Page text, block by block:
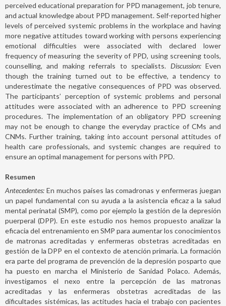
perceived educational preparation for PPD management, job tenure,
and actual knowledge about PPD management. Self-reported higher
levels of perceived systemic problems in the workplace and having
more negative attitudes toward working with persons experiencing
emotional difficulties were associated with declared lower
frequency of measuring the severity of PPD, using screening tools,
counselling, and making referrals to specialists. Discussion:Even
though the training turned out to be effective, a tendency to
underestimate the negative consequences of PPD was observed.
The participants’ perception of systemic problems and personal
attitudes were associated with an adherence to PPD screening
procedures. The implementation of an obligatory PPD screening
may not be enough to change the everyday practice of CMs and
CNMs. Further training, taking into account personal attitudes of
health care professionals, and systemic changes are required to
ensure an optimal management for persons with PPD.
Resumen
Antecedentes: En muchos países las comadronas y enfermeras juegan
un papel fundamental con su ayuda a la asistencia eficaz a la salud
mental perinatal (SMP), como por ejemplo la gestión de la depresión
puerperal (DPP). En este estudio nos hemos propuesto analizar la
eficacia del entrenamiento en SMP para aumentar los conocimientos
de matronas acreditadas y enfermeras obstetras acreditadas en
gestión de la DPP en el contexto de atención primaria. La formación
era parte del programa de prevención de la depresión posparto que
ha puesto en marcha el Ministerio de Sanidad Polaco. Además,
investigamos el nexo entre la percepción de las matronas
acreditadas y las enfermeras obstetras acreditadas de las
dificultades sistémicas, las actitudes hacia el trabajo con pacientes